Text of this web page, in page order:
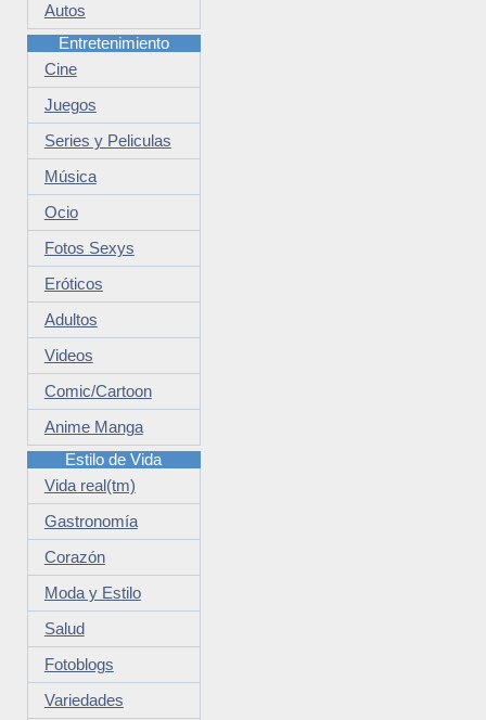
Autos
Entretenimiento
Cine
Juegos
Series y Peliculas
Música
Ocio
Fotos Sexys
Eróticos
Adultos
Videos
Comic/Cartoon
Anime Manga
Estilo de Vida
Vida real(tm)
Gastronomía
Corazón
Moda y Estilo
Salud
Fotoblogs
Variedades